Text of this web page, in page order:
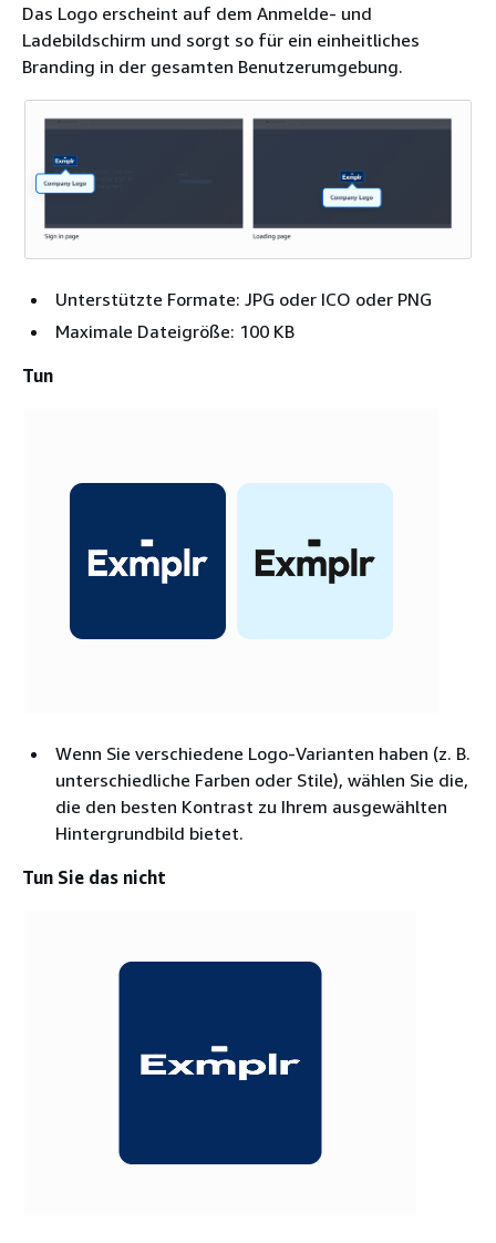
Das Logo erscheint auf dem Anmelde- und
Ladebildschirm und sorgt so für ein einheitliches
Branding in der gesamten Benutzerumgebung.
Unterstützte Formate: JPG oder ICO oder PNG
Maximale Dateigröße: 100 KB
Tun
Wenn Sie verschiedene Logo-Varianten haben (z. B.
unterschiedliche Farben oder Stile), wählen Sie die,
die den besten Kontrast zu Ihrem ausgewählten
Hintergrundbild bietet.
Tun Sie das nicht